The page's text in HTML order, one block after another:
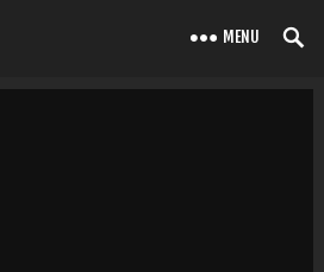
MENU